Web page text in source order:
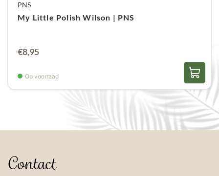
PNS
My Little Polish Wilson | PNS
€8,95
Op voorraad
Contact